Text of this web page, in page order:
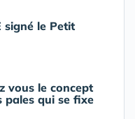
signé le Petit
vous le concept
pales qui se fixe